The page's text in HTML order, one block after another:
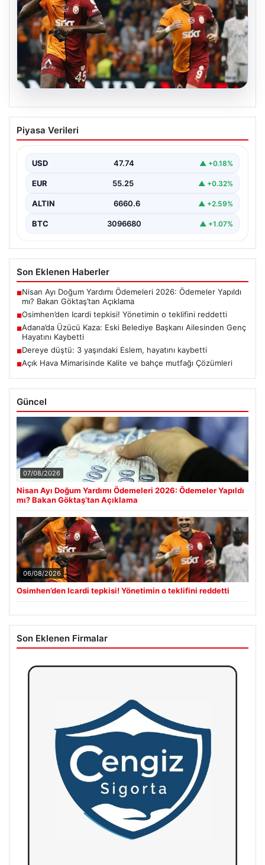
06.08.2026
Osimhen’den Icardi tepkisi! Yönetimin o
teklifini reddetti
Piyasa Verileri
USD 47.74 ▲ +0.18%
EUR 55.25 ▲ +0.32%
ALTIN 6660.6 ▲ +2.59%
BTC 3096680 ▲ +1.07%
Son Eklenen Haberler
■Nisan Ayı Doğum Yardımı Ödemeleri 2026: Ödemeler Yapıldı
mı? Bakan Göktaş’tan Açıklama
■Osimhen’den Icardi tepkisi! Yönetimin o teklifini reddetti
■Adana’da Üzücü Kaza: Eski Belediye Başkanı Ailesinden Genç
Hayatını Kaybetti
■Dereye düştü: 3 yaşındaki Eslem, hayatını kaybetti
■Açık Hava Mimarisinde Kalite ve bahçe mutfağı Çözümleri
Güncel
07/08/2026
Nisan Ayı Doğum Yardımı Ödemeleri 2026: Ödemeler Yapıldı
mı? Bakan Göktaş’tan Açıklama
06/08/2026
Osimhen’den Icardi tepkisi! Yönetimin o teklifini reddetti
Son Eklenen Firmalar